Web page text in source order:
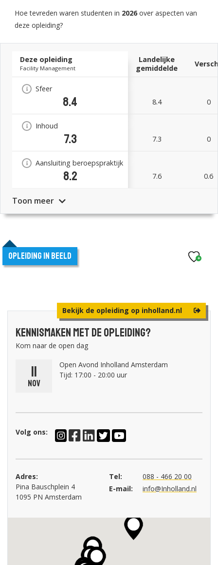
Hoe tevreden waren studenten in 2026 over aspecten van
deze opleiding?
Deze opleiding
Facility Management
Landelijke
gemiddelde
Sfeer
8.4 8.4 0
Inhoud
7.3 7.3 0
Aansluiting beroepspraktijk
8.2 7.6 0.6
Toon meer
Bekijk de opleiding op inholland.nl
Opleiding in beeld
Kennismaken met de opleiding?
Kom naar de open dag
11
nov
Open Avond Inholland Amsterdam
Tijd: 17:00 - 20:00 uur
Volg ons:
Adres:
Pina Bauschplein 4
1095 PN Amsterdam
Tel:
088 - 466 20 00
E-mail:
info@Inholland.nl